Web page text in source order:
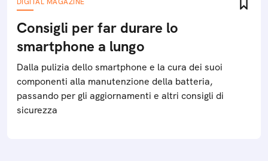
Consigli per far durare lo
smartphone a lungo
Dalla pulizia dello smartphone e la cura dei suoi
componenti alla manutenzione della batteria,
passando per gli aggiornamenti e altri consigli di
sicurezza